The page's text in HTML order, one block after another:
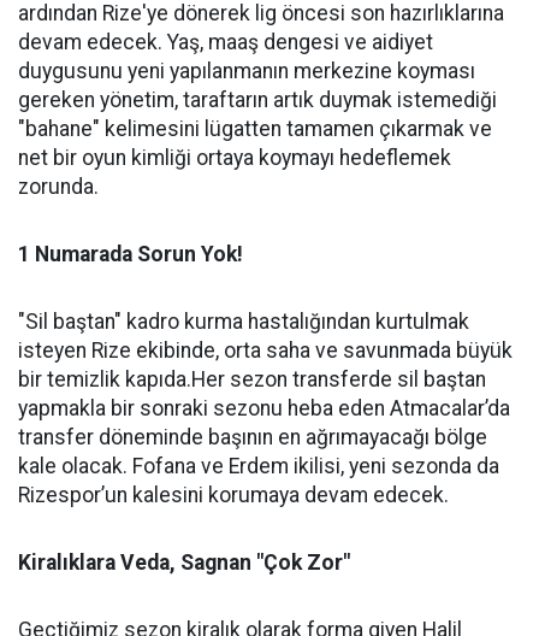
ardından Rize'ye dönerek lig öncesi son hazırlıklarına
devam edecek. Yaş, maaş dengesi ve aidiyet
duygusunu yeni yapılanmanın merkezine koyması
gereken yönetim, taraftarın artık duymak istemediği
"bahane" kelimesini lügatten tamamen çıkarmak ve
net bir oyun kimliği ortaya koymayı hedeflemek
zorunda.
1 Numarada Sorun Yok!
"Sil baştan" kadro kurma hastalığından kurtulmak
isteyen Rize ekibinde, orta saha ve savunmada büyük
bir temizlik kapıda.Her sezon transferde sil baştan
yapmakla bir sonraki sezonu heba eden Atmacalar’da
transfer döneminde başının en ağrımayacağı bölge
kale olacak. Fofana ve Erdem ikilisi, yeni sezonda da
Rizespor’un kalesini korumaya devam edecek.
Kiralıklara Veda, Sagnan "Çok Zor"
Geçtiğimiz sezon kiralık olarak forma giyen Halil